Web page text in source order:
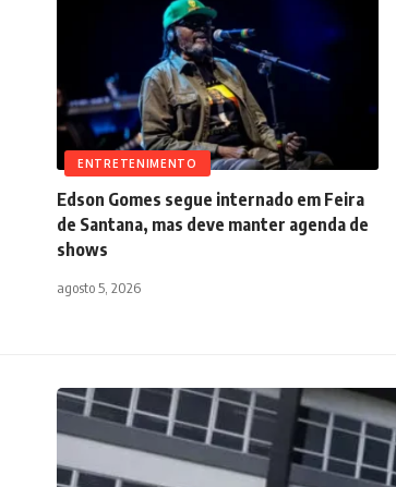
ENTRETENIMENTO
Edson Gomes segue internado em Feira
de Santana, mas deve manter agenda de
shows
agosto 5, 2026